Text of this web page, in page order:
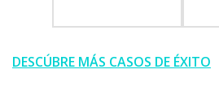
DESCÚBRE MÁS CASOS DE ÉXITO